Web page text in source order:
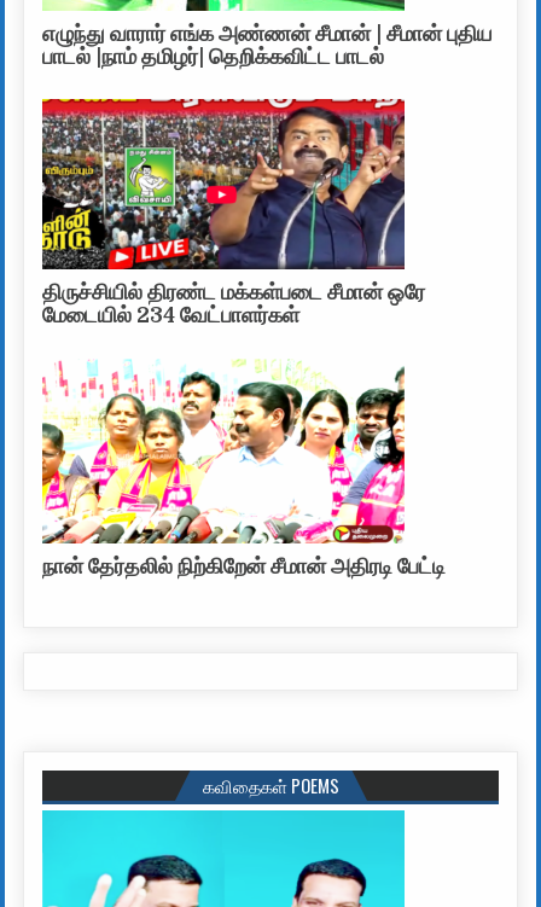
எழுந்து வாரார் எங்க அண்ணன் சீமான் | சீமான் புதிய
பாடல் |நாம் தமிழர்| தெறிக்கவிட்ட பாடல்
திருச்சியில் திரண்ட மக்கள்படை சீமான் ஒரே
மேடையில் 234 வேட்பாளர்கள்
நான் தேர்தலில் நிற்கிறேன் சீமான் அதிரடி பேட்டி
கவிதைகள் POEMS